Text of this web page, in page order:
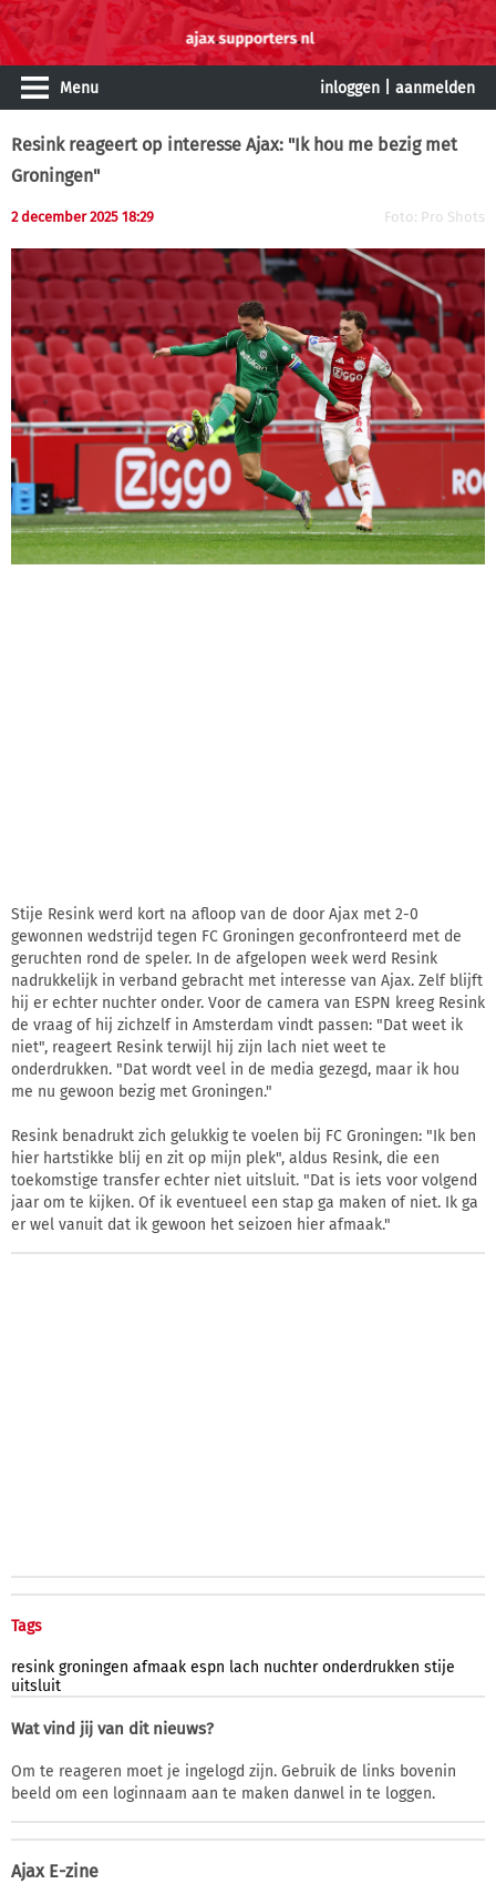
Menu inloggen aanmelden
Resink reageert op interesse Ajax: "Ik hou me bezig met
Groningen"
2 december 2025 18:29 Foto: Pro Shots
Stije Resink werd kort na afloop van de door Ajax met 2-0
gewonnen wedstrijd tegen FC Groningen geconfronteerd met de
geruchten rond de speler. In de afgelopen week werd Resink
nadrukkelijk in verband gebracht met interesse van Ajax. Zelf blijft
hij er echter nuchter onder. Voor de camera van ESPN kreeg Resink
de vraag of hij zichzelf in Amsterdam vindt passen: "Dat weet ik
niet", reageert Resink terwijl hij zijn lach niet weet te
onderdrukken. "Dat wordt veel in de media gezegd, maar ik hou
me nu gewoon bezig met Groningen."
Resink benadrukt zich gelukkig te voelen bij FC Groningen: "Ik ben
hier hartstikke blij en zit op mijn plek", aldus Resink, die een
toekomstige transfer echter niet uitsluit. "Dat is iets voor volgend
jaar om te kijken. Of ik eventueel een stap ga maken of niet. Ik ga
er wel vanuit dat ik gewoon het seizoen hier afmaak."
Tags
resink groningen afmaak espn lach nuchter onderdrukken stije
uitsluit
Wat vind jij van dit nieuws?
Om te reageren moet je ingelogd zijn. Gebruik de links bovenin
beeld om een loginnaam aan te maken danwel in te loggen.
Ajax E-zine